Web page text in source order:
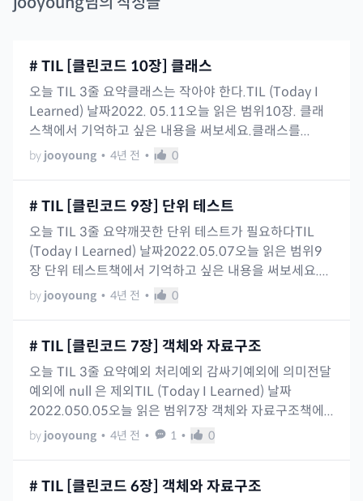
# TIL [클린코드 10장] 클래스
오늘 TIL 3줄 요약클래스는 작아야 한다.TIL (Today I
Learned) 날짜2022. 05.11오늘 읽은 범위10장. 클래
스책에서 기억하고 싶은 내용을 써보세요.클래스를...
by jooyoung • 4년 전 • 0
# TIL [클린코드 9장] 단위 테스트
오늘 TIL 3줄 요약깨끗한 단위 테스트가 필요하다TIL
(Today I Learned) 날짜2022.05.07오늘 읽은 범위9
장 단위 테스트책에서 기억하고 싶은 내용을 써보세요....
by jooyoung • 4년 전 • 0
# TIL [클린코드 7장] 객체와 자료구조
오늘 TIL 3줄 요약예외 처리예외 감싸기예외에 의미전달
예외에 null 은 제외TIL (Today I Learned) 날짜
2022.050.05오늘 읽은 범위7장 객체와 자료구조책에...
by jooyoung • 4년 전 • 1 • 0
# TIL [클린코드 6장] 객체와 자료구조